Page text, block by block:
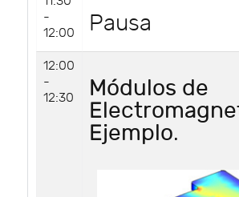
-
12:00
Pausa
12:00
-
12:30
Módulos de
Ejemplo.